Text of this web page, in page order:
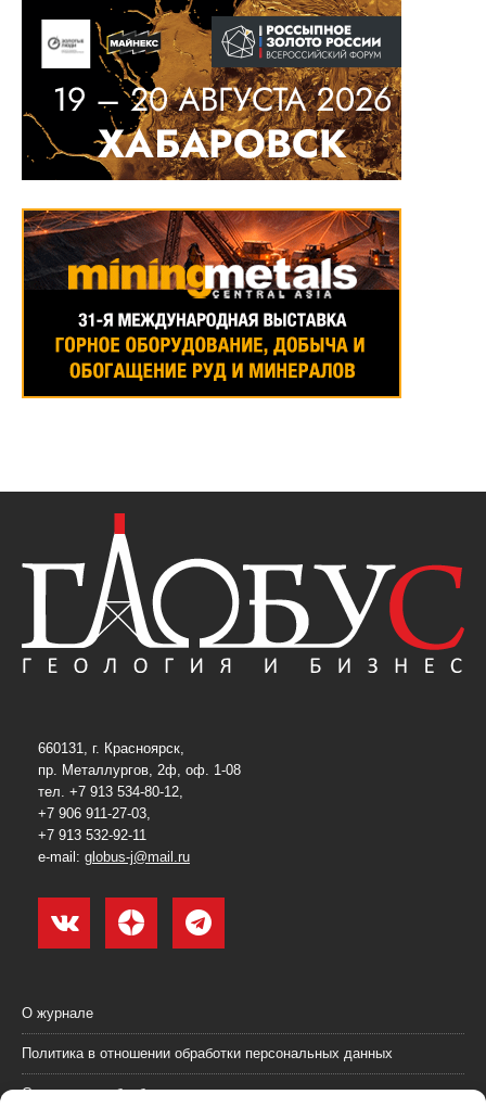
660131, г. Красноярск,
пр. Металлургов, 2ф, оф. 1-08
тел. +7 913 534-80-12,
+7 906 911-27-03,
+7 913 532-92-11
e-mail: globus-j@mail.ru
О журнале
Политика в отношении обработки персональных данных
Согласие на обработку персональных данных